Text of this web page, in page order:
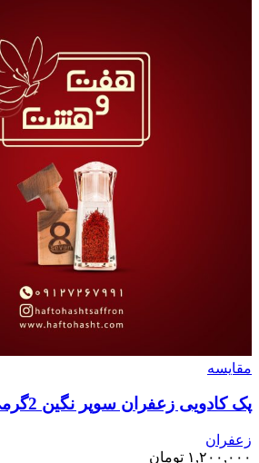
مقايسه
پک کادویی زعفران سوپر نگین 2گرمی و هاون چوبی
زعفران
۱,۲۰۰,۰۰۰ تومان